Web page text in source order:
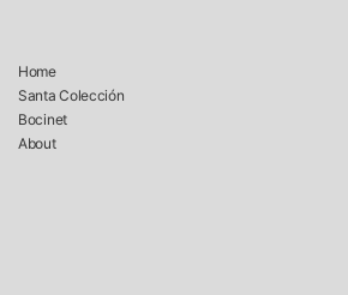
Home
Santa Colección
Bocinet
About